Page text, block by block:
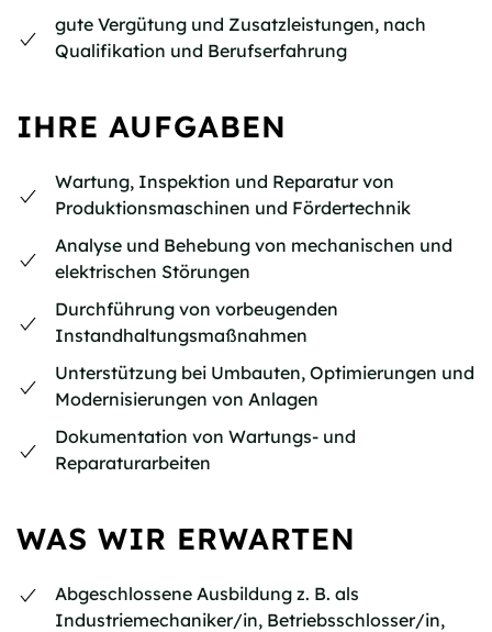
gute Vergütung und Zusatzleistungen, nach
Qualifikation und Berufserfahrung
IHRE AUFGABEN
Wartung, Inspektion und Reparatur von
Produktionsmaschinen und Fördertechnik
Analyse und Behebung von mechanischen und
elektrischen Störungen
Durchführung von vorbeugenden
Instandhaltungsmaßnahmen
Unterstützung bei Umbauten, Optimierungen und
Modernisierungen von Anlagen
Dokumentation von Wartungs- und
Reparaturarbeiten
WAS WIR ERWARTEN
Abgeschlossene Ausbildung z. B. als
Industriemechaniker/in, Betriebsschlosser/in,